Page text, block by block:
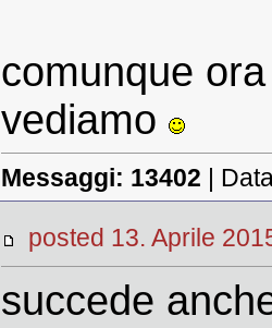
comunque
vediamo
Messaggi: 13402 |
posted 13. Aprile
succede